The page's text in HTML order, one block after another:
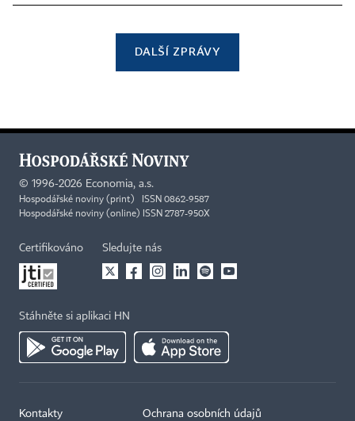
DALŠÍ ZPRÁVY
© 1996-2026 Economia, a.s.
Hospodářské noviny (print) ISSN 0862-9587
Hospodářské noviny (online) ISSN 2787-950X
Certifikováno Sledujte nás
Stáhněte si aplikaci HN
Kontakty Ochrana osobních údajů